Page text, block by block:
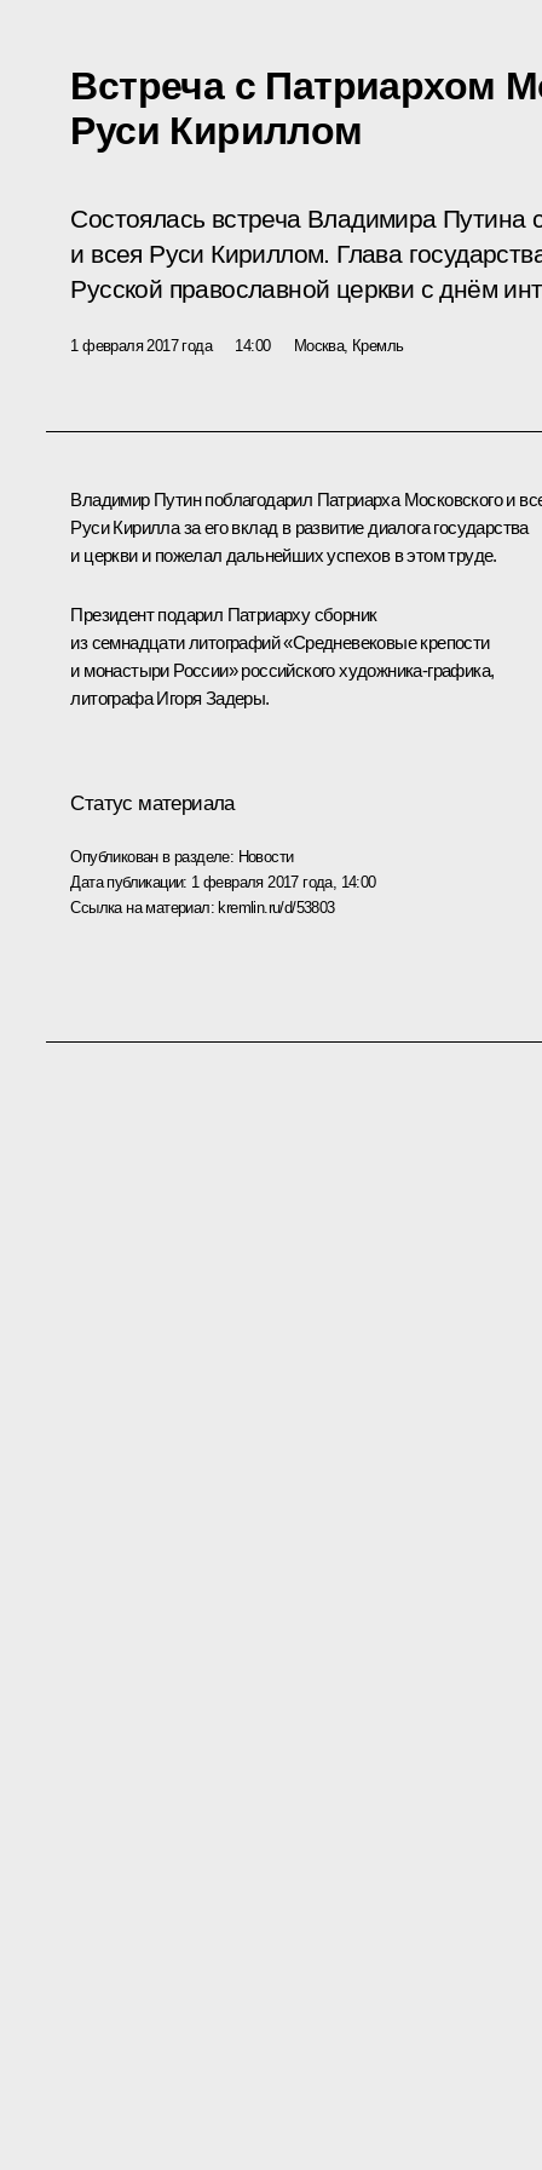
Встреча с Патриархом
Руси Кириллом
Состоялась встреча Владимира Путина
и всея Руси Кириллом. Глава
Русской православной церкви с днём
1 февраля 2017 года 14:00 Москва, Кремль
Владимир Путин поблагодарил Патриарха Московского и
РусиКириллаза его вклад в развитие диалога государства
и церкви и пожелал дальнейших успехов в этом труде.
Президент подарил Патриарху сборник
из семнадцати литографий «Средневековые крепости
и монастыри России» российского художника-графика,
литографа Игоря Задеры.
Статус материала
Опубликован в разделе: Новости
Дата публикации: 1 февраля 2017 года, 14:00
Ссылка на материал: kremlin.ru/d/53803